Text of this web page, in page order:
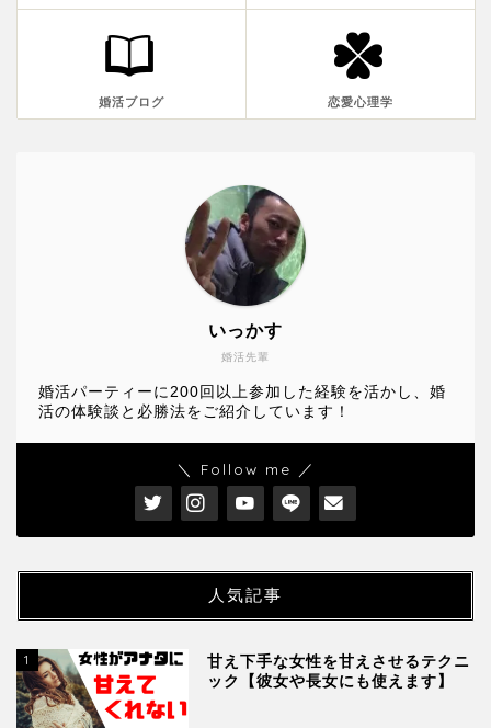
婚活ブログ 恋愛心理学
婚活先輩
いっかす
婚活パーティーに200回以上参加した経験を活かし、婚
活の体験談と必勝法をご紹介しています！
＼ Follow me ／
人気記事
1
甘え下手な女性を甘えさせるテクニ
ック【彼女や長女にも使えます】